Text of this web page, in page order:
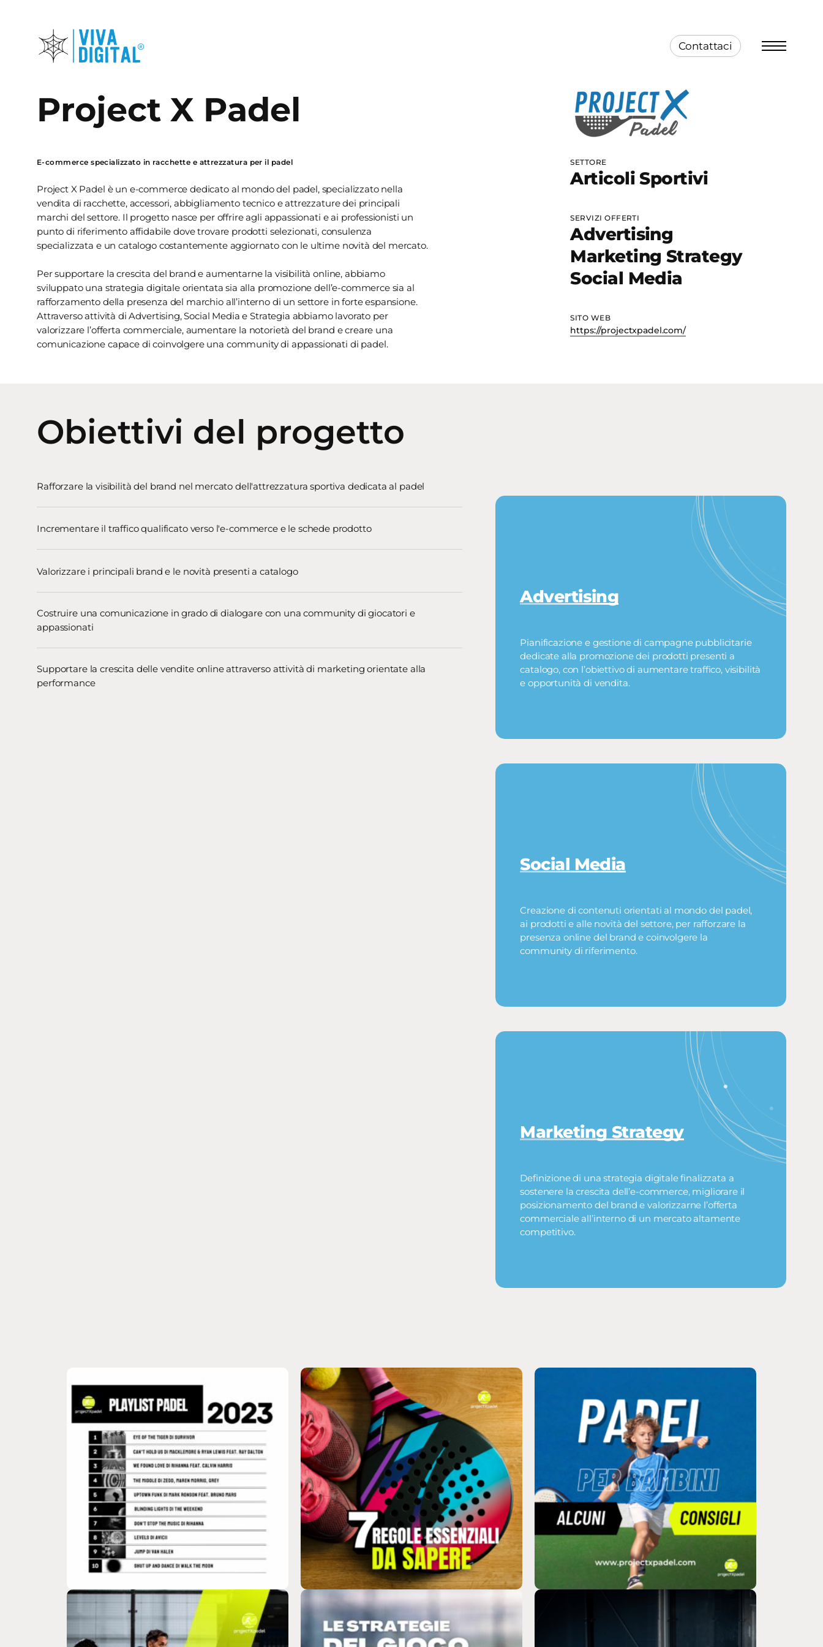
Contattaci Menu
Project X Padel
E-commerce specializzato in racchette e attrezzatura per il padel
Project X Padel è un e-commerce dedicato al mondo del padel, specializzato nella
vendita di racchette, accessori, abbigliamento tecnico e attrezzature dei principali
marchi del settore. Il progetto nasce per offrire agli appassionati e ai professionisti un
punto di riferimento affidabile dove trovare prodotti selezionati, consulenza
specializzata e un catalogo costantemente aggiornato con le ultime novità del mercato.
Per supportare la crescita del brand e aumentarne la visibilità online, abbiamo
sviluppato una strategia digitale orientata sia alla promozione dell’e-commerce sia al
rafforzamento della presenza del marchio all’interno di un settore in forte espansione.
Attraverso attività di Advertising, Social Media e Strategia abbiamo lavorato per
valorizzare l’offerta commerciale, aumentare la notorietà del brand e creare una
comunicazione capace di coinvolgere una community di appassionati di padel.
SETTORE
Articoli Sportivi
SERVIZI OFFERTI
Advertising
Marketing Strategy
Social Media
SITO WEB
https://projectxpadel.com/
Obiettivi del progetto
Rafforzare la visibilità del brand nel mercato dell'attrezzatura sportiva dedicata al padel
Incrementare il traffico qualificato verso l'e-commerce e le schede prodotto
Valorizzare i principali brand e le novità presenti a catalogo
Costruire una comunicazione in grado di dialogare con una community di giocatori e
appassionati
Supportare la crescita delle vendite online attraverso attività di marketing orientate alla
performance
Advertising
Pianificazione e gestione di campagne pubblicitarie
dedicate alla promozione dei prodotti presenti a
catalogo, con l’obiettivo di aumentare traffico, visibilità
e opportunità di vendita.
Social Media
Creazione di contenuti orientati al mondo del padel,
ai prodotti e alle novità del settore, per rafforzare la
presenza online del brand e coinvolgere la
community di riferimento.
Marketing Strategy
Definizione di una strategia digitale finalizzata a
sostenere la crescita dell’e-commerce, migliorare il
posizionamento del brand e valorizzarne l’offerta
commerciale all’interno di un mercato altamente
competitivo.